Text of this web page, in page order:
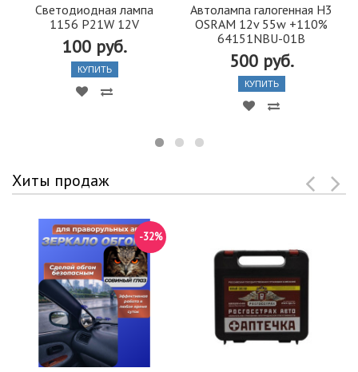
Светодиодная лампа
1156 P21W 12V
100 руб.
КУПИТЬ
Автолампа галогенная H3
OSRAM 12v 55w +110%
64151NBU-01B
500 руб.
КУПИТЬ
Хиты продаж
-32%